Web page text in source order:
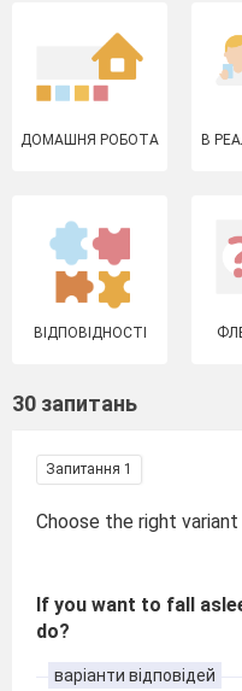
ДОМАШНЯ РОБОТА В
ВІДПОВІДНОСТІ
30 запитань
Запитання 1
Choose the right
If you want to fall
do?
варіанти відповідей